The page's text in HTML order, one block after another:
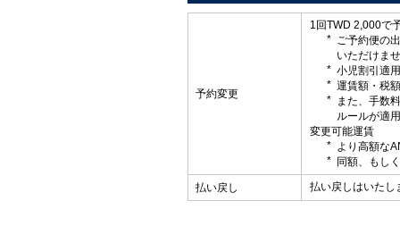
予約変更
1回TWD 2,000で
ご予約便の
いただけま
小児割引適
運賃額・税
また、手数
ルールが適
変更可能運賃
より高額な
同額、もし
払い戻し 払い戻しはいたし